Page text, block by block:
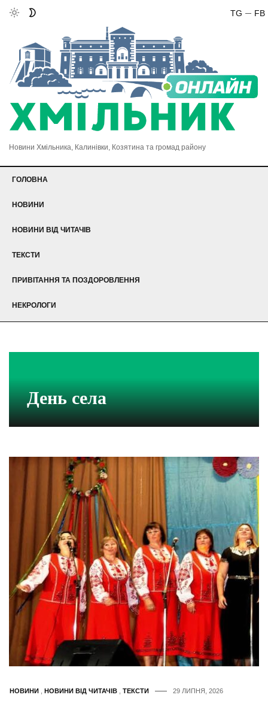
FB
TG
Новини Хмільника, Калинівки, Козятина та громад району
ГОЛОВНА
НОВИНИ
НОВИНИ ВІД ЧИТАЧІВ
ТЕКСТИ
ПРИВІТАННЯ ТА ПОЗДОРОВЛЕННЯ
НЕКРОЛОГИ
День села
НОВИНИ НОВИНИ ВІД ЧИТАЧІВ ТЕКСТИ 29 ЛИПНЯ, 2026